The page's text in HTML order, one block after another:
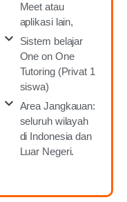
Meet atau
aplikasi lain,
Sistem belajar
One on One
Tutoring (Privat 1
siswa)
Area Jangkauan:
seluruh wilayah
di Indonesia dan
Luar Negeri.